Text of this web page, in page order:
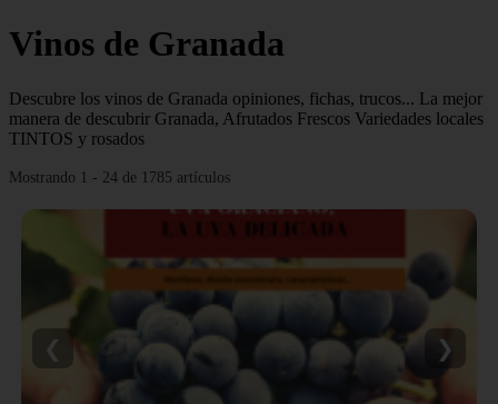
Vinos de Granada
Descubre los vinos de Granada opiniones, fichas, trucos... La mejor
manera de descubrir Granada, Afrutados Frescos Variedades locales
TINTOS y rosados
Mostrando 1 - 24 de 1785 artículos
❮ ❯